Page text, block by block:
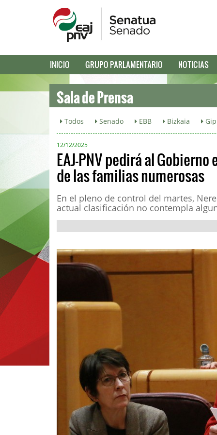
INICIO GRUPO PARLAMENTARIO NOTICIAS
Sala de Prensa
Todos Senado EBB Bizkaia
12/12/2025
EAJ-PNV pedirá al
de las familias numerosas
En el pleno de control del martes,
actual clasificación no contempla